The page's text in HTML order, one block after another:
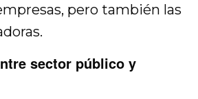
pero también las
sector público y